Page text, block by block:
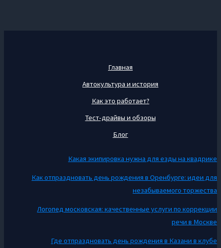
Главная
Автокультура и история
Как это работает?
Тест-драйвы и обзоры
Блог
Какая экипировка нужна для езды на квадрике
Как отпраздновать день рождения в Оренбурге: идеи для
незабываемого торжества
Логопед московская: качественные услуги по коррекции
речи в Москве
Где отпраздновать день рождения в Казани в клубе